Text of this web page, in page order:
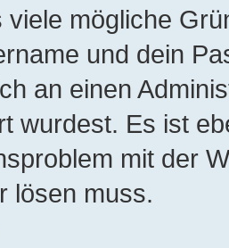
viele mögliche
und dein
an einen
wurdest. Es ist
mit der
lösen muss.